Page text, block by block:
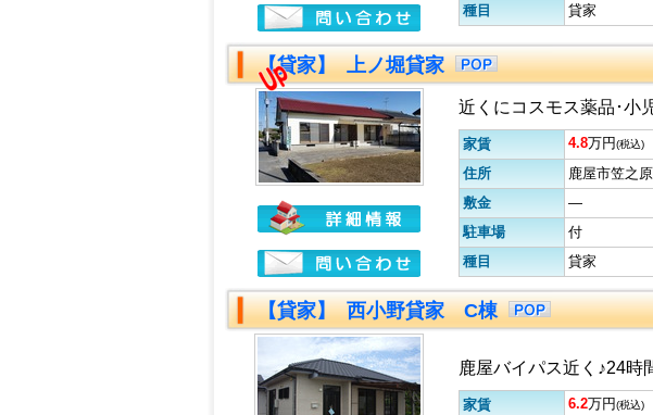
種目
貸家
【貸家】 上ノ堀貸家
近くにコスモス薬品･小
家賃 4.8万円(税込)
住所
鹿屋市笠之
敷金
―
駐車場
付
種目
貸家
【貸家】 西小野貸家 C棟
鹿屋バイパス近く♪24
家賃 6.2万円(税込)